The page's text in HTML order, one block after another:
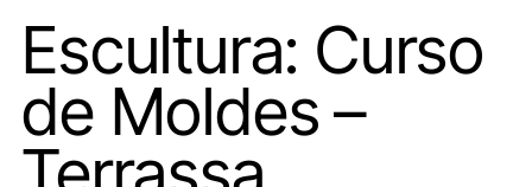
Escultura: Curso
de Moldes –